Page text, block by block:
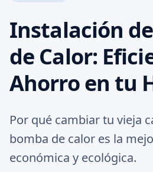
Instalación
de Calor:
Ahorro en tu
Por qué cambiar tu vieja
bomba de calor es la
económica y ecológica.